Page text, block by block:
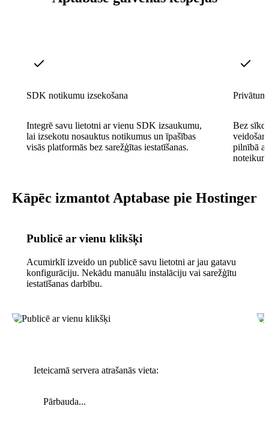
SDK notikumu izsekošana
Integrē savu lietotni ar vienu SDK izsaukumu,
lai izsekotu nosauktus notikumus un īpašības
visās platformās bez sarežģītas iestatīšanas.
Bez
pilnībā
Kāpēc izmantot Aptabase pie Hostinger
Publicē ar vienu klikšķi
Acumirklī izveido un publicē savu lietotni ar jau gatavu
konfigurāciju. Nekādu manuālu instalāciju vai sarežģītu
iestatīšanas darbību.
Ieteicamā servera atrašanās vieta:
Pārbauda...